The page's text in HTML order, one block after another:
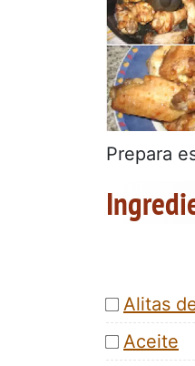
Prepara
Alitas
Aceite